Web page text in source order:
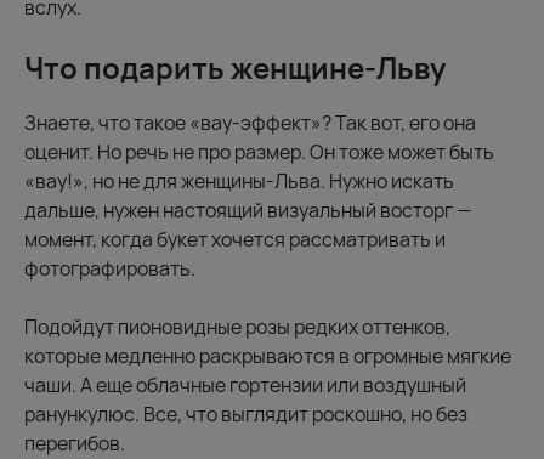
вслух.
Что подарить женщине-Льву
Знаете, что такое «вау-эффект»? Так вот, его она
оценит. Но речь не про размер. Он тоже может быть
«вау!», но не для женщины-Льва. Нужно искать
дальше, нужен настоящий визуальный восторг —
момент, когда букет хочется рассматривать и
фотографировать.
Подойдут пионовидные розы редких оттенков,
которые медленно раскрываются в огромные мягкие
чаши. А еще облачные гортензии или воздушный
ранункулюс. Все, что выглядит роскошно, но без
перегибов.